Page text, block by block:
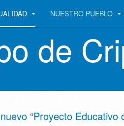
NUESTRO PUEBLO
de
“Proyecto Educativo